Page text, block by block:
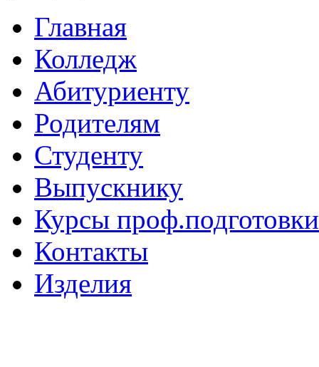
Главная
Колледж
Абитуриенту
Родителям
Студенту
Выпускнику
Курсы проф.подготовки
Контакты
Изделия